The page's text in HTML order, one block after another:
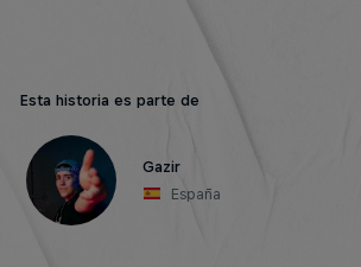
Esta historia es parte de
Gazir
España